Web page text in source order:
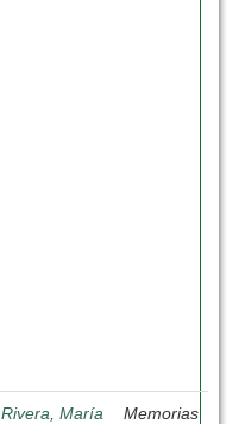
Rivera, María
Memorias